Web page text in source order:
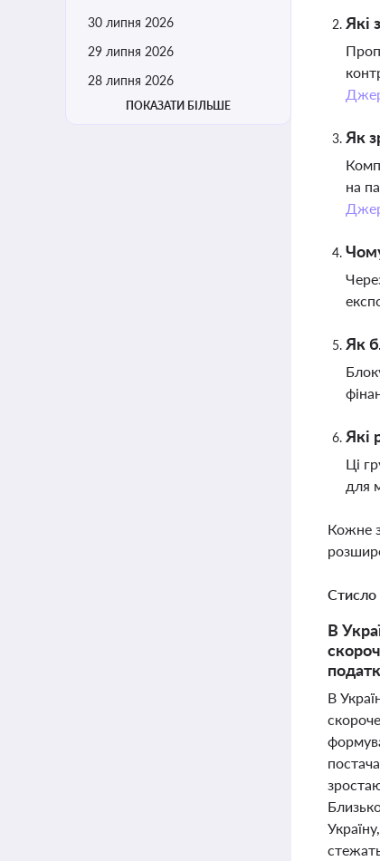
30 липня 2026
29 липня 2026
28 липня 2026
ПОКАЗАТИ БІЛЬШЕ
Які
Як
на
Як
Які
Ці
для
Кожне
Стисло
В
В